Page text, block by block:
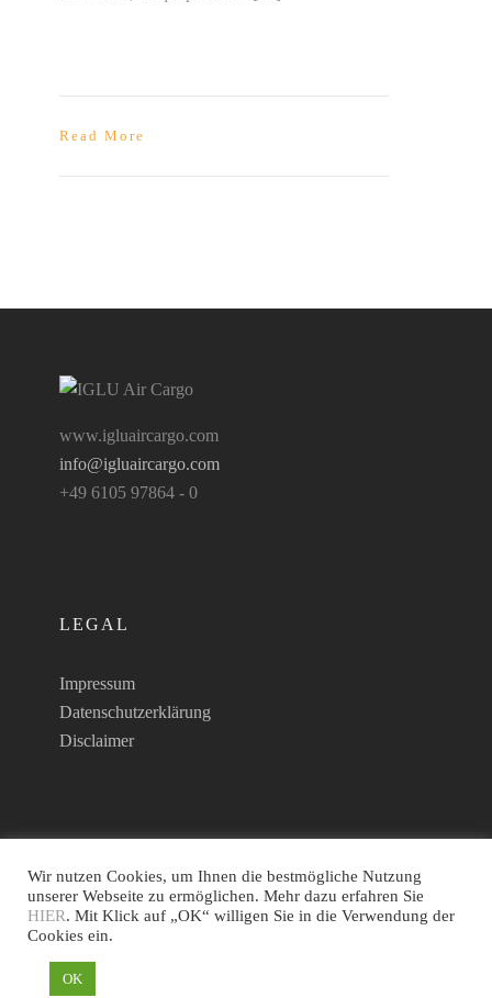
Read More
www.igluaircargo.com
info@igluaircargo.com
+49 6105 97864 - 0
LEGAL
Impressum
Datenschutzerklärung
Disclaimer
@2021 IGLU Air Cargo GmbH
Wir nutzen Cookies, um Ihnen die bestmögliche Nutzung
unserer Webseite zu ermöglichen. Mehr dazu erfahren Sie
HIER. Mit Klick auf „OK“ willigen Sie in die Verwendung der
Cookies ein.
OK